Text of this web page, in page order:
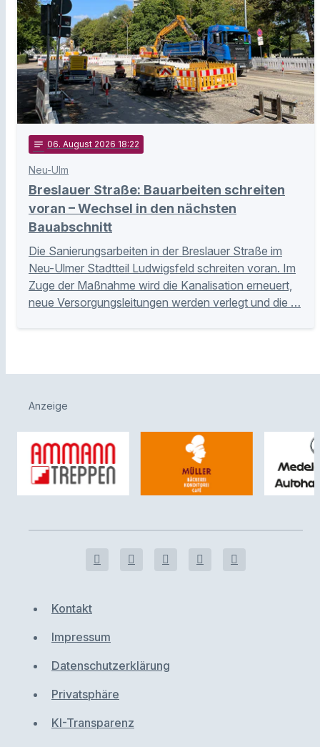
notes 06. August 2026 18:22
Neu-Ulm
Breslauer Straße: Bauarbeiten schreiten
voran – Wechsel in den nächsten
Bauabschnitt
Die Sanierungsarbeiten in der Breslauer Straße im
Neu-Ulmer Stadtteil Ludwigsfeld schreiten voran. Im
Zuge der Maßnahme wird die Kanalisation erneuert,
neue Versorgungsleitungen werden verlegt und die …
Anzeige
Kontakt
Impressum
Datenschutzerklärung
Privatsphäre
KI-Transparenz